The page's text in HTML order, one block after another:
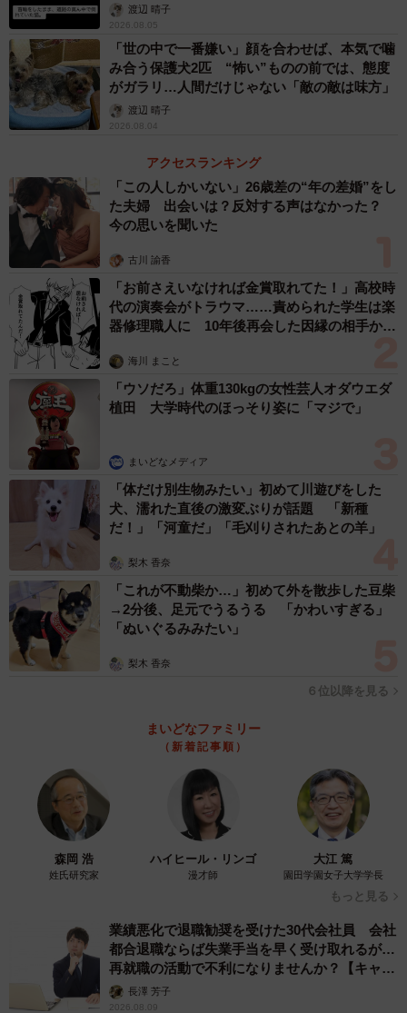
体代表の訴え
渡辺 晴子
2026.08.05
「世の中で一番嫌い」顔を合わせば、本気で噛
み合う保護犬2匹 “怖い”ものの前では、態度
がガラリ…人間だけじゃない「敵の敵は味方」
渡辺 晴子
2026.08.04
アクセスランキング
「この人しかいない」26歳差の“年の差婚”をし
た夫婦 出会いは？反対する声はなかった？
今の思いを聞いた
古川 諭香
「お前さえいなければ金賞取れてた！」高校時
代の演奏会がトラウマ……責められた学生は楽
器修理職人に 10年後再会した因縁の相手から
海川 まこと
「ウソだろ」体重130kgの女性芸人オダウエダ
植田 大学時代のほっそり姿に「マジで」
まいどなメディア
「体だけ別生物みたい」初めて川遊びをした
犬、濡れた直後の激変ぶりが話題 「新種
だ！」「河童だ」「毛刈りされたあとの羊」
梨木 香奈
「これが不動柴か…」初めて外を散歩した豆柴
→2分後、足元でうるうる 「かわいすぎる」
「ぬいぐるみみたい」
梨木 香奈
６位以降を見る
まいどなファミリー
（新着記事順）
森岡 浩
姓氏研究家
ハイヒール・リンゴ
漫才師
大江 篤
園田学園女子大学学長
もっと見る
業績悪化で退職勧奨を受けた30代会社員 会社
都合退職ならば失業手当を早く受け取れるが…
再就職の活動で不利になりませんか？【キャリ
アカウンセラーが解説】
長澤 芳子
2026.08.09